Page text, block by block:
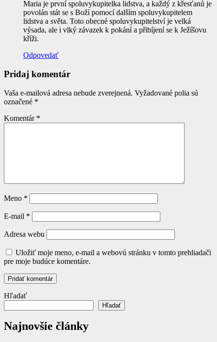
Maria je první spoluvykupitelka lidstva, a každý z křesťanů je
povolán stát se s Boží pomocí dalším spoluvykupitelem
lidstva a světa. Toto obecné spoluvykupitelství je velká
výsada, ale i vlký závazek k pokání a přibíjení se k Ježíšovu
kříži.
Odpovedať
Pridaj komentár
Vaša e-mailová adresa nebude zverejnená. Vyžadované polia sú
označené *
Komentár *
Meno *
E-mail *
Adresa webu
Uložiť moje meno, e-mail a webovú stránku v tomto prehliadači
pre moje budúce komentáre.
Hľadať
Hľadať
Najnovšie články